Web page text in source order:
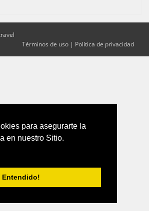
para asegurarte la
en nuestro Sitio.
Entendido!
Términos de uso | Política de privacidad